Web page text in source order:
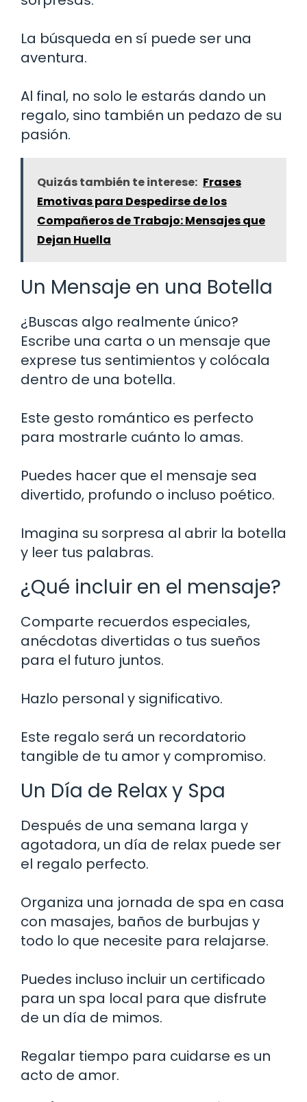
La búsqueda en sí puede ser una
aventura.
Al final, no solo le estarás dando un
regalo, sino también un pedazo de su
pasión.
Quizás también te interese: Frases
Emotivas para Despedirse de los
Compañeros de Trabajo: Mensajes que
Dejan Huella
Un Mensaje en una Botella
¿Buscas algo realmente único?
Escribe una carta o un mensaje que
exprese tus sentimientos y colócala
dentro de una botella.
Este gesto romántico es perfecto
para mostrarle cuánto lo amas.
Puedes hacer que el mensaje sea
divertido, profundo o incluso poético.
Imagina su sorpresa al abrir la botella
y leer tus palabras.
¿Qué incluir en el mensaje?
Comparte recuerdos especiales,
anécdotas divertidas o tus sueños
para el futuro juntos.
Hazlo personal y significativo.
Este regalo será un recordatorio
tangible de tu amor y compromiso.
Un Día de Relax y Spa
Después de una semana larga y
agotadora, un día de relax puede ser
el regalo perfecto.
Organiza una jornada de spa en casa
con masajes, baños de burbujas y
todo lo que necesite para relajarse.
Puedes incluso incluir un certificado
para un spa local para que disfrute
de un día de mimos.
Regalar tiempo para cuidarse es un
acto de amor.